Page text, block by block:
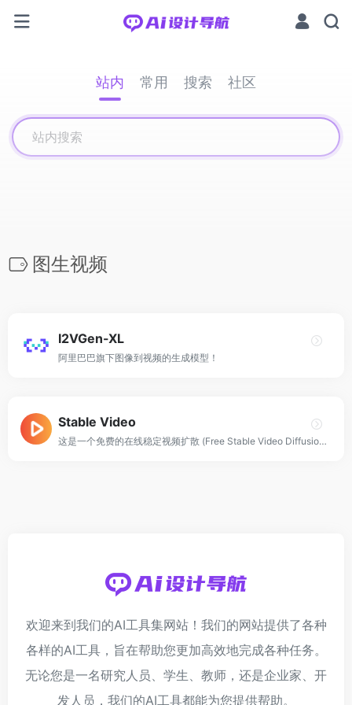
站内 常用 搜索 社区
图生视频
I2VGen-XL
阿里巴巴旗下图像到视频的生成模型！
Stable Video
这是一个免费的在线稳定视频扩散 (Free Stable Video Diffusion) 体验平台，免排队，可以感受到简化了图像到视频的转换和视频制作过程。
欢迎来到我们的AI工具集网站！我们的网站提供了各种
各样的AI工具，旨在帮助您更加高效地完成各种任务。
无论您是一名研究人员、学生、教师，还是企业家、开
发人员，我们的AI工具都能为您提供帮助。